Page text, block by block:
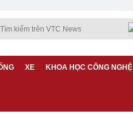
XE KHOA HỌC CÔNG NGHỆ